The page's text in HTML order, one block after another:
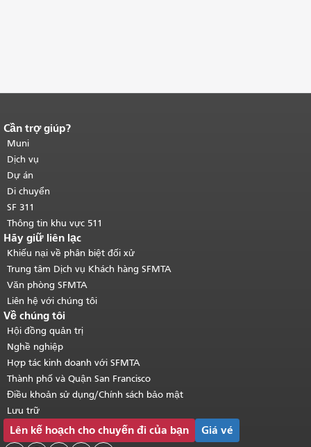
Kết thúc nội dung trang.
của trang này được lặp lại trên mọi
trang.Quay lại đầu trang nội dung
chính.
Cần trợ giúp?
Muni
Dịch vụ
Dự án
Di chuyển
SF 311
Thông tin khu vực 511
Hãy giữ liên lạc
Khiếu nại về phân biệt đối xử
Trung tâm Dịch vụ Khách hàng SFMTA
Văn phòng SFMTA
Liên hệ với chúng tôi
Về chúng tôi
Hội đồng quản trị
Nghề nghiệp
Hợp tác kinh doanh với SFMTA
Thành phố và Quận San Francisco
Điều khoản sử dụng/Chính sách bảo mật
Lưu trữ
Lên kế hoạch cho chuyến đi của bạn Giá vé